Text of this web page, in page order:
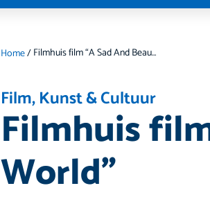
Home/ Filmhuis film “A Sad And Beautiful World”
Film,Kunst & Cultuur
Filmhuis
World”